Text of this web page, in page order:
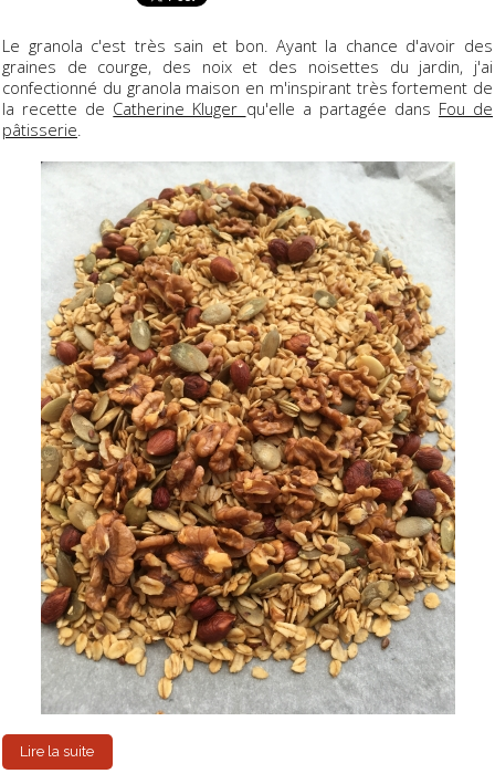
Le granola c'est très sain et bon. Ayant la chance d'avoir des
graines de courge, des noix et des noisettes du jardin, j'ai
confectionné du granola maison en m'inspirant très fortement de
la recette de Catherine Kluger qu'elle a partagée dans Fou de
pâtisserie.
Lire la suite